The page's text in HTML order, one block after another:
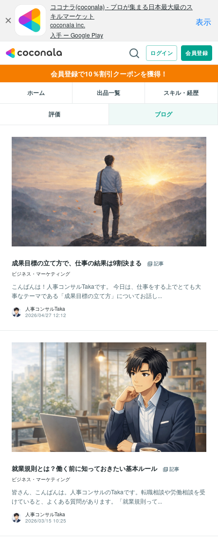
会員登録で10％割引クーポンを獲得！
ホーム 出品一覧 スキル・経歴
評価 ブログ
成果目標の立て方で、仕事の結果は9割決まる
記事
ビジネス・マーケティング
こんばんは！人事コンサルTakaです。 今日は、仕事をする上でとても大
事なテーマである「成果目標の立て方」についてお話し...
人事コンサルTaka
2026/04/27 12:12
就業規則とは？働く前に知っておきたい基本ルール
記事
ビジネス・マーケティング
皆さん、こんばんは。人事コンサルのTakaです。転職相談や労働相談を受
けていると、よくある質問があります。「就業規則って...
人事コンサルTaka
2026/03/15 10:25